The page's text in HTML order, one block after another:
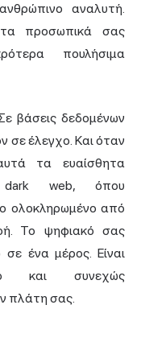
αναλυτή.
προσωπικά σας
πουλήσιμα
βάσεις δεδομένων
σε έλεγχο. Και όταν
τα ευαίσθητα
dark web, όπου
ολοκληρωμένο από
Το ψηφιακό σας
ένα μέρος. Είναι
και συνεχώς
πλάτη σας.